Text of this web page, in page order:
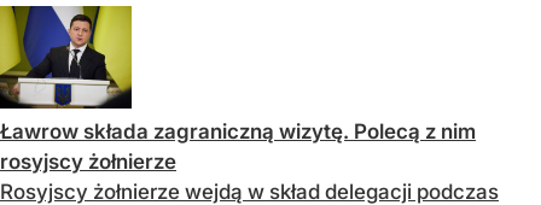
Ławrow składa zagraniczną wizytę. Polecą z nim
rosyjscy żołnierze
Rosyjscy żołnierze wejdą w skład delegacji podczas